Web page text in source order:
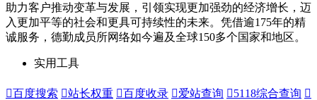
助力客户推动变革与发展，引领实现更加强劲的经济增长，迈
入更加平等的社会和更具可持续性的未来。凭借逾175年的精
诚服务，德勤成员所网络如今遍及全球150多个国家和地区。
实用工具
百度搜索 站长权重 百度收录 爱站查询 5118综合查询 